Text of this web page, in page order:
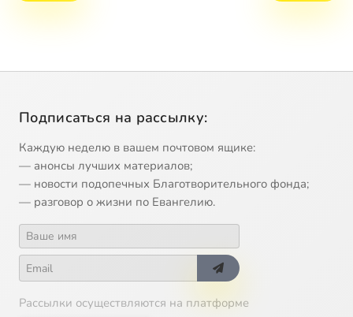
Подписаться на рассылку:
Каждую неделю в вашем почтовом ящике:
— анонсы лучших материалов;
— новости подопечных Благотворительного фонда;
— разговор о жизни по Евангелию.
Рассылки осуществляются на платформе